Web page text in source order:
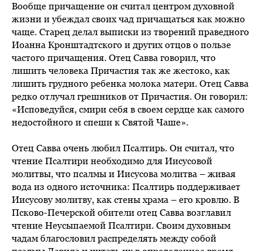
Вообще причащение он считал центром духовной
жизни и убеждал своих чад причащаться как можно
чаще. Старец делал выписки из творений праведного
Иоанна Кронштадтского и других отцов о пользе
частого причащения. Отец Савва говорил, что
лишить человека Причастия так же жестоко, как
лишить грудного ребенка молока матери. Отец Савва
редко отлучал грешников от Причастия. Он говорил:
«Исповедуйся, смири себя в своем сердце как самого
недостойного и спеши к Святой Чаше».
Отец Савва очень любил Псалтирь. Он считал, что
чтение Псалтири необходимо для Иисусовой
молитвы, что псалмы и Иисусова молитва – живая
вода из одного источника: Псалтирь поддерживает
Иисусову молитву, как стены храма – его кровлю. В
Псково-Печерской обители отец Савва возглавил
чтение Неусыпаемой Псалтири. Своим духовным
чадам благословил распределять между собой